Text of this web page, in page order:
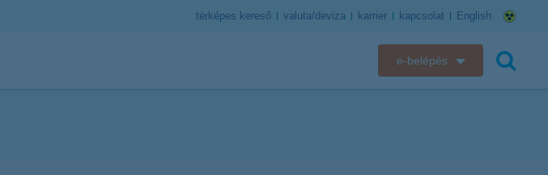
térképes kereső valuta/deviza karrier kapcsolat English
e-belépés